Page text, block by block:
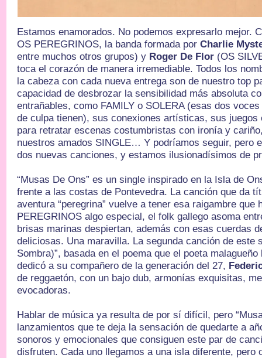
Estamos enamorados. No podemos expresarlo mejor.
OS PEREGRINOS, la banda formada porCharlie
entre muchos otros grupos) y Roger De Flor (OS
toca el corazón de manera irremediable. Todos los
la cabeza con cada nueva entrega son de nuestro top
capacidad de desbrozar la sensibilidad más absoluta
entrañables, como FAMILY o SOLERA (esas dos
de culpa tienen), sus conexiones artísticas, sus
para retratar escenas costumbristas con ironía y
nuestros amados SINGLE… Y podríamos seguir, pero
dos nuevas canciones, y estamos ilusionadísimos de
“Musas De Ons” es un single inspirado en la Isla de
frente a las costas de Pontevedra. La canción que da
aventura “peregrina” vuelve a tener esa raigambre que
PEREGRINOS algo especial, el folk gallego asoma
brisas marinas despiertan, además con esas cuerdas
deliciosas. Una maravilla. La segunda canción de este
Sombra)”, basada en el poema que el poeta malagueño
dedicó a su compañero de la generación del 27,
de reggaetón, con un bajo dub, armonías exquisitas,
evocadoras.
Hablar de música ya resulta de por sí difícil, pero
lanzamientos que te deja la sensación de quedarte a
sonoros y emocionales que consiguen este par de
disfruten. Cada uno llegamos a una isla diferente, pero